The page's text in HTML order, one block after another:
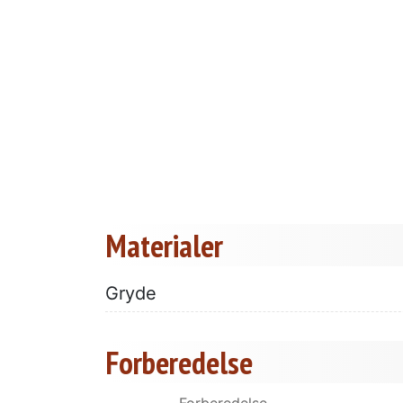
Materialer
Gryde
Forberedelse